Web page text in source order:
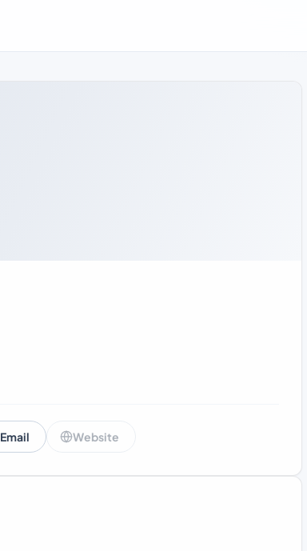
Email Website